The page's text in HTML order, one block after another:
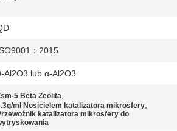
：2015
Al2O3 lub α-Al2O3
5 Beta Zeolita,
ml Nosicielem katalizatora mikrosfery,
katalizatora mikrosfery do